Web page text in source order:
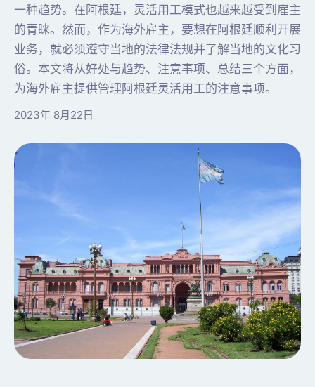
一种趋势。在阿根廷，灵活用工模式也越来越受到雇主
的青睐。然而，作为海外雇主，要想在阿根廷顺利开展
业务，就必须遵守当地的法律法规并了解当地的文化习
俗。本文将从好处与趋势、注意事项、总结三个方面，
为海外雇主提供管理阿根廷灵活用工的注意事项。
2023年 8月22日